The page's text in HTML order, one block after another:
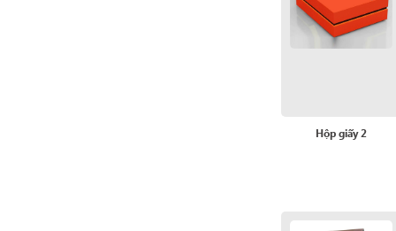
Hộp giấy 2